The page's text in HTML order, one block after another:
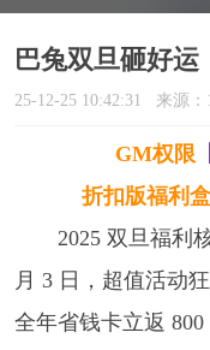
巴兔双旦砸好运
25-12-25 10:42:31 来源：
GM权限
折扣版福利
2025 双旦福利
月 3 日，超值活动
全年省钱卡立返